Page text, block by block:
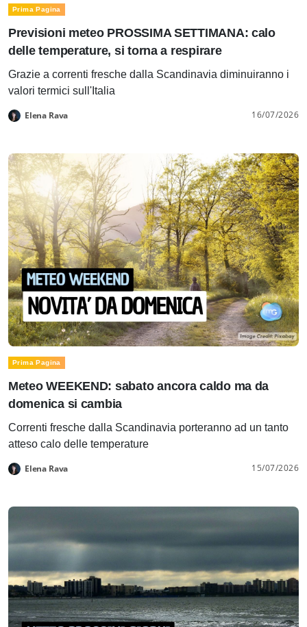
Prima Pagina
Previsioni meteo PROSSIMA SETTIMANA: calo
delle temperature, si torna a respirare
Grazie a correnti fresche dalla Scandinavia diminuiranno i
valori termici sull'Italia
Elena Rava 16/07/2026
Prima Pagina
Meteo WEEKEND: sabato ancora caldo ma da
domenica si cambia
Correnti fresche dalla Scandinavia porteranno ad un tanto
atteso calo delle temperature
Elena Rava 15/07/2026